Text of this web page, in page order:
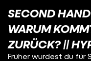
SECOND
WARUM
ZURÜCK? ||